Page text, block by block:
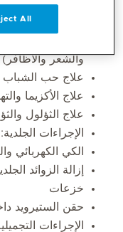
المهارات
والشعر والأظافر)
علاج حب
علاج الأكزيما
علاج الثؤلول
الإجراءات الجلدية:
الكي الكهربائي
إزالة الزوائد
خزعات
حقن الستيرويد
الإجراءات
All